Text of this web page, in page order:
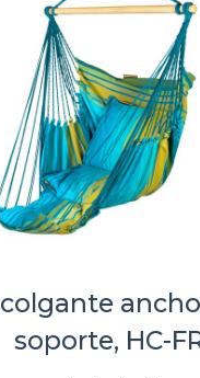
soporte, HC-